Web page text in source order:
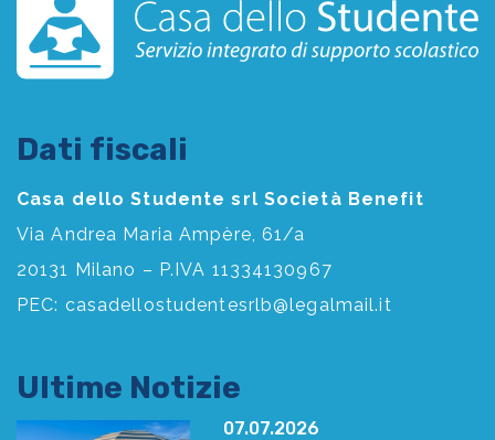
Dati fiscali
Casa dello Studente srl Società Benefit
Via Andrea Maria Ampère, 61/a
20131 Milano – P.IVA 11334130967
PEC: casadellostudentesrlb@legalmail.it
Ultime Notizie
07.07.2026